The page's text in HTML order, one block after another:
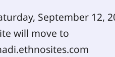
September 12,
will move to